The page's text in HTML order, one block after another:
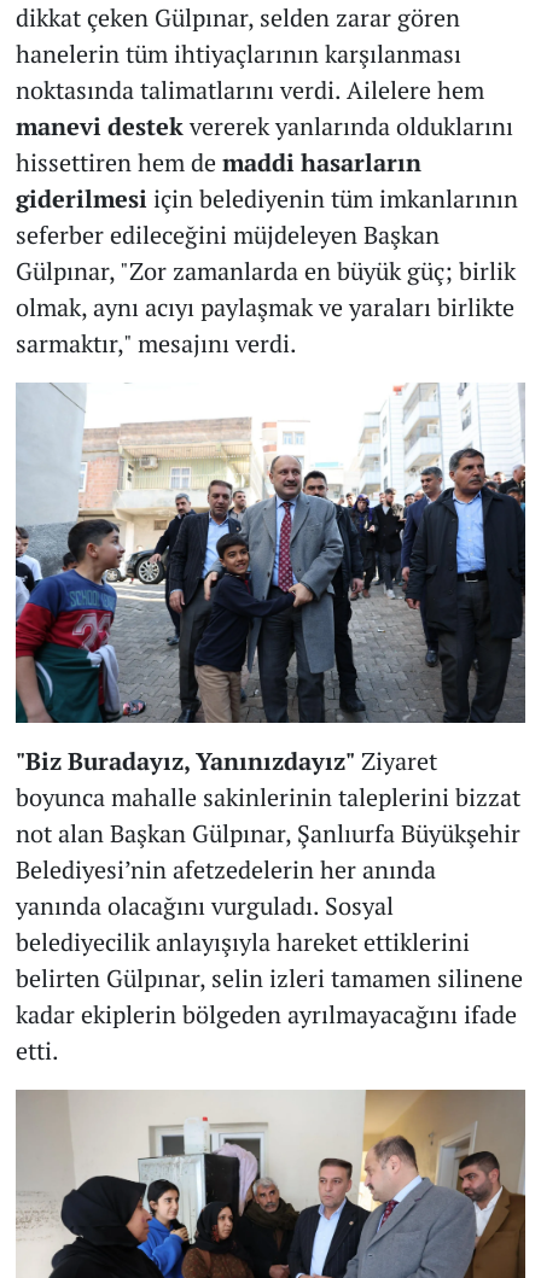
dikkat çeken Gülpınar, selden zarar gören
hanelerin tüm ihtiyaçlarının karşılanması
noktasında talimatlarını verdi. Ailelere hem
manevi destekvererek yanlarında olduklarını
hissettiren hem demaddi hasarların
giderilmesiiçin belediyenin tüm imkanlarının
seferber edileceğini müjdeleyen Başkan
Gülpınar, "Zor zamanlarda en büyük güç; birlik
olmak, aynı acıyı paylaşmak ve yaraları birlikte
sarmaktır," mesajını verdi.
"Biz Buradayız, Yanınızdayız" Ziyaret
boyunca mahalle sakinlerinin taleplerini bizzat
not alan Başkan Gülpınar, Şanlıurfa Büyükşehir
Belediyesi’nin afetzedelerin her anında
yanında olacağını vurguladı. Sosyal
belediyecilik anlayışıyla hareket ettiklerini
belirten Gülpınar, selin izleri tamamen silinene
kadar ekiplerin bölgeden ayrılmayacağını ifade
etti.